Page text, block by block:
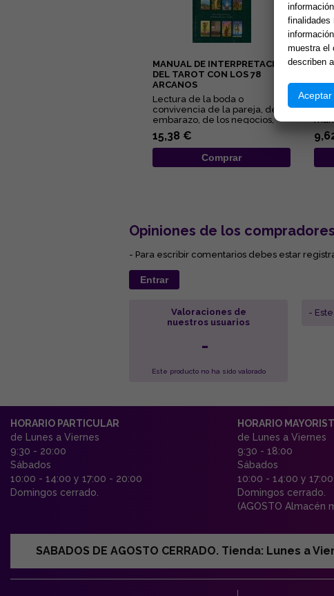
MANUAL DE INTERPRETACIÓN
DEL TAROT CON LOS 78
ARCANOS
Lectura de la boda o
convivencia de la pareja, del
embarazo, de los negocios,
del pleito, de la salud... Éstas...
15,38 €
Comprar
Lisa
Opiniones de los
- Para escribir comentarios debes estar
Entrar
Valoraciones de
nuestros usuarios
-
Este producto no ha sido valorado
-
HORARIO PARTICULAR
de Lunes a Viernes
9:30 - 20:00
Sábados
10:00 - 14:00 y 17:00 - 20:00
Domingos cerrado.
HORARIO
de Lunes a Viernes
9:30 - 18:00
Sábados
10:00 - 14:00 y
Domingos cerrado.
(AGOSTO Almacén
SABADOS DE AGOSTO CERRADO. Tienda: Lunes a
finalidades
muestra el
describen